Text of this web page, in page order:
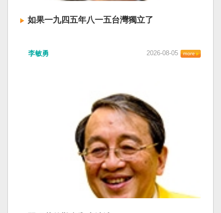
如果一九四五年八一五台灣獨立了
李敏勇 2026-08-05